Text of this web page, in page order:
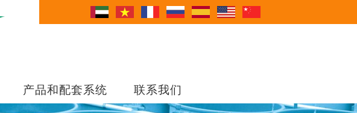
产品和配套系统 联系我们